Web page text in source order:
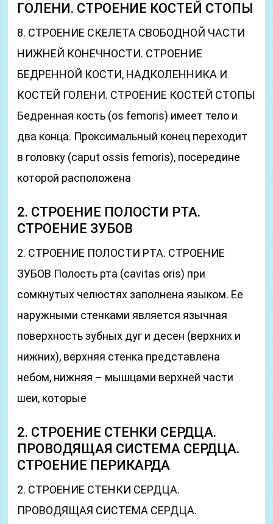
ГОЛЕНИ. СТРОЕНИЕ КОСТЕЙ СТОПЫ
8. СТРОЕНИЕ СКЕЛЕТА СВОБОДНОЙ ЧАСТИ
НИЖНЕЙ КОНЕЧНОСТИ. СТРОЕНИЕ
БЕДРЕННОЙ КОСТИ, НАДКОЛЕННИКА И
КОСТЕЙ ГОЛЕНИ. СТРОЕНИЕ КОСТЕЙ СТОПЫ
Бедренная кость (os femoris) имеет тело и
два конца. Проксимальный конец переходит
в головку (caput ossis femoris), посередине
которой расположена
2. СТРОЕНИЕ ПОЛОСТИ РТА.
СТРОЕНИЕ ЗУБОВ
2. СТРОЕНИЕ ПОЛОСТИ РТА. СТРОЕНИЕ
ЗУБОВ Полость рта (cavitas oris) при
сомкнутых челюстях заполнена языком. Ее
наружными стенками является язычная
поверхность зубных дуг и десен (верхних и
нижних), верхняя стенка представлена
небом, нижняя – мышцами верхней части
шеи, которые
2. СТРОЕНИЕ СТЕНКИ СЕРДЦА.
ПРОВОДЯЩАЯ СИСТЕМА СЕРДЦА.
СТРОЕНИЕ ПЕРИКАРДА
2. СТРОЕНИЕ СТЕНКИ СЕРДЦА.
ПРОВОДЯЩАЯ СИСТЕМА СЕРДЦА.